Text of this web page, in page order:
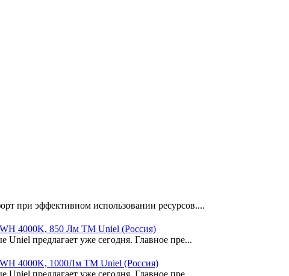
при эффективном использовании ресурсов....
4000K, 850 Лм TM Uniel (Россия)
предлагает уже сегодня. Главное пре...
4000K, 1000Лм TM Uniel (Россия)